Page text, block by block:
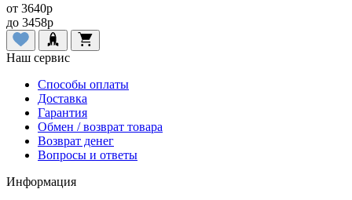
от 3640p
до 3458p
Наш сервис
Способы оплаты
Доставка
Гарантия
Обмен / возврат товара
Возврат денег
Вопросы и ответы
Информация